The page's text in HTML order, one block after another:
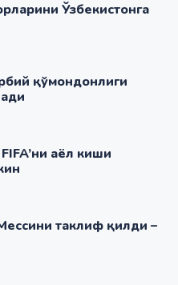
Ўзбекистонга
қўмондонлиги
аёл киши
таклиф қилди –